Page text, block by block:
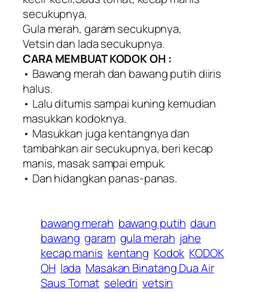
secukupnya,
Gula merah, garam secukupnya,
Vetsin dan lada secukupnya.
CARA MEMBUAT KODOK OH :
• Bawang merah dan bawang putih diiris
halus.
• Lalu ditumis sampai kuning kemudian
masukkan kodoknya.
• Masukkan juga kentangnya dan
tambahkan air secukupnya, beri kecap
manis, masak sampai empuk.
• Dan hidangkan panas-panas.
bawang merah bawang putih daun
bawang garam gula merah jahe
kecap manis kentang Kodok KODOK
OH lada Masakan Binatang Dua Air
Saus Tomat seledri vetsin